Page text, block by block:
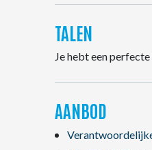
TALEN
Je hebt een
AANBOD